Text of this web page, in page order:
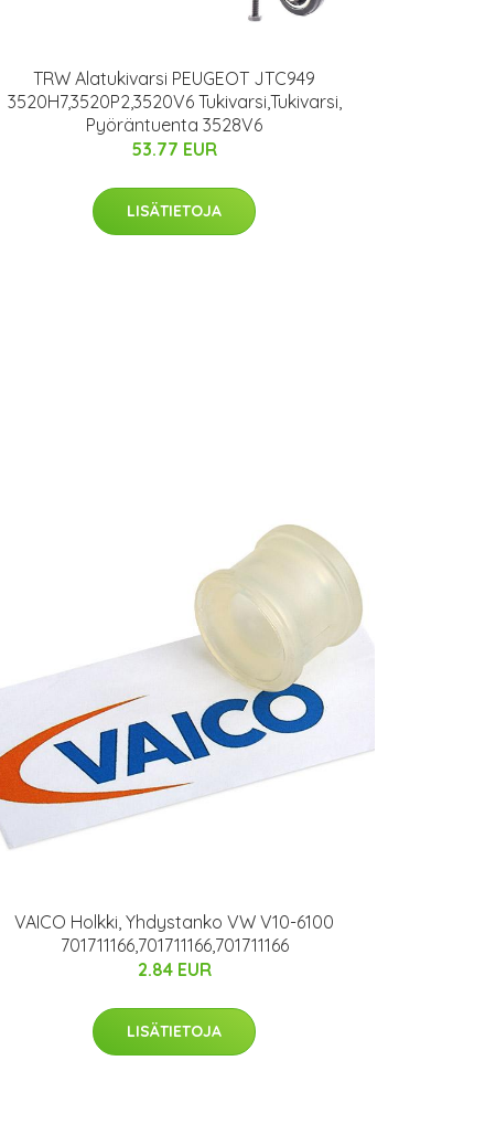
TRW Alatukivarsi PEUGEOT JTC949
3520H7,3520P2,3520V6 Tukivarsi,Tukivarsi,
Pyöräntuenta 3528V6
53.77 EUR
LISÄTIETOJA
VAICO Holkki, Yhdystanko VW V10-6100
701711166,701711166,701711166
2.84 EUR
LISÄTIETOJA